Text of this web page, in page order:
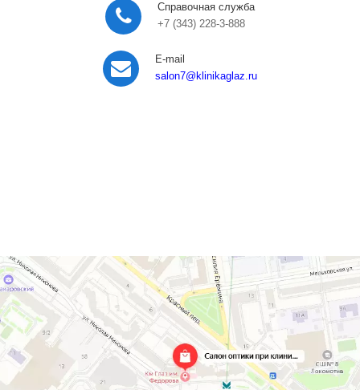
Справочная служба
+7 (343) 228-3-888
E-mail
salon7@klinikaglaz.ru